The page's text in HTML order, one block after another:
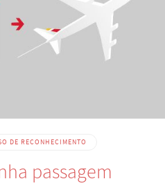
DE RECONHECIMENTO
passagem